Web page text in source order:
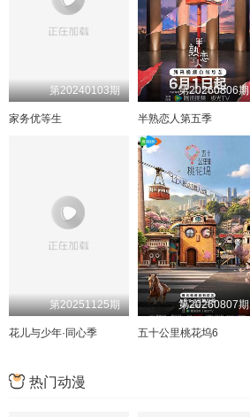
第20240103期
家务优等生
第20260806期
半熟恋人第五季
第20251125期
花儿与少年·同心季
第20260807期
五十公里桃花坞6
热门动漫